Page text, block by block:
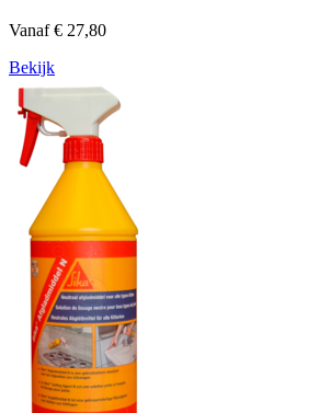
Vanaf € 27,80
Bekijk